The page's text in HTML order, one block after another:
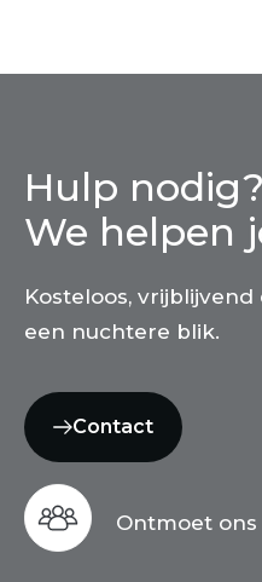
Hulp nodig?
We helpen
Kosteloos,
een nuchtere blik.
Contact
Ontmoet ons